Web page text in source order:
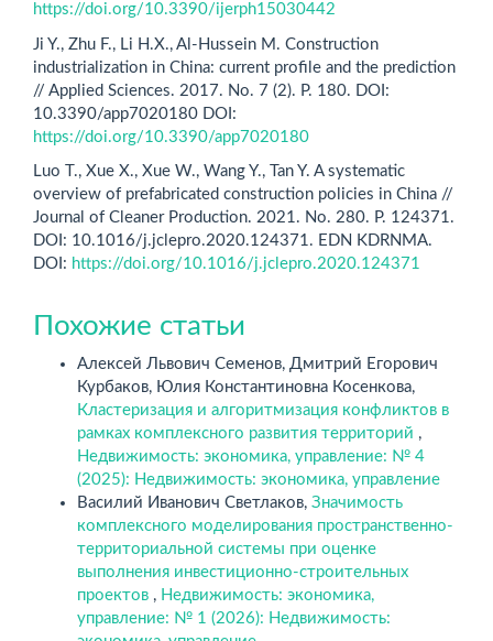
https://doi.org/10.3390/ijerph15030442
Ji Y., Zhu F., Li H.X., Al-Hussein M. Construction
industrialization in China: current profile and the prediction
// Applied Sciences. 2017. No. 7 (2). P. 180. DOI:
10.3390/app7020180 DOI:
https://doi.org/10.3390/app7020180
Luo T., Xue X., Xue W., Wang Y., Tan Y. A systematic
overview of prefabricated construction policies in China //
Journal of Cleaner Production. 2021. No. 280. P. 124371.
DOI: 10.1016/j.jclepro.2020.124371. EDN KDRNMA.
DOI: https://doi.org/10.1016/j.jclepro.2020.124371
Похожие статьи
Алексей Львович Семенов, Дмитрий Егорович
Курбаков, Юлия Константиновна Косенкова,
Кластеризация и алгоритмизация конфликтов в
рамках комплексного развития территорий ,
Недвижимость: экономика, управление: № 4
(2025): Недвижимость: экономика, управление
Василий Иванович Светлаков, Значимость
комплексного моделирования пространственно-
территориальной системы при оценке
выполнения инвестиционно-строительных
проектов , Недвижимость: экономика,
управление: № 1 (2026): Недвижимость: